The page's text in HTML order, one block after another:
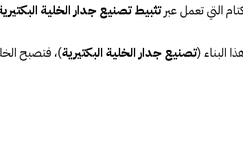
التي تعمل عبرتثبيط تصنيع جدار الخلية
البناء (تصنيع جدار الخلية البكتيرية)، فتصبح